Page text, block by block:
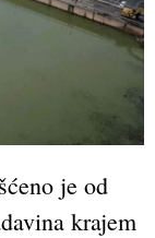
je od
krajem